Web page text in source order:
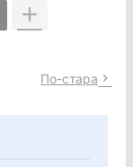
По-стара